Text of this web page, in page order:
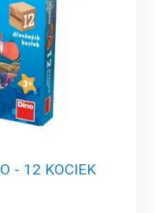
- 12 KOCIEK